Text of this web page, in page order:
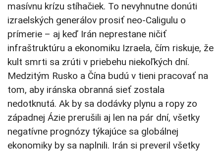
masívnu krízu stíhačiek. To nevyhnutne donúti
izraelských generálov prosiť neo-Caligulu o
prímerie – aj keď Irán neprestane ničiť
infraštruktúru a ekonomiku Izraela, čím riskuje, že
kult smrti sa zrúti v priebehu niekoľkých dní.
Medzitým Rusko a Čína budú v tieni pracovať na
tom, aby iránska obranná sieť zostala
nedotknutá. Ak by sa dodávky plynu a ropy zo
západnej Ázie prerušili aj len na pár dní, všetky
negatívne prognózy týkajúce sa globálnej
ekonomiky by sa naplnili. Irán si preveril všetky